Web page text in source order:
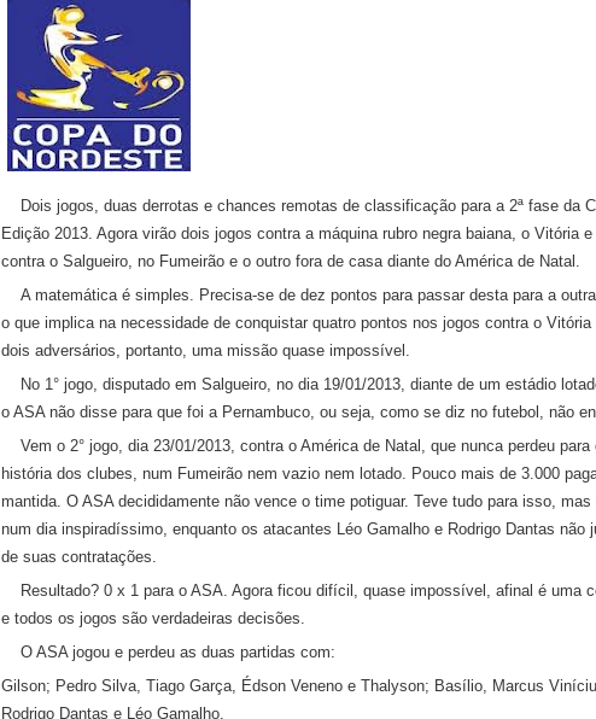
Dois jogos, duas derrotas e chances remotas de classificação para a 2ª fase da
Edição 2013. Agora virão dois jogos contra a máquina rubro negra baiana, o Vitória
contra o Salgueiro, no Fumeirão e o outro fora de casa diante do América de Natal.
A matemática é simples. Precisa-se de dez pontos para passar desta para a
o que implica na necessidade de conquistar quatro pontos nos jogos contra o
dois adversários, portanto, uma missão quase impossível.
No 1° jogo, disputado em Salgueiro, no dia 19/01/2013, diante de um estádio
o ASA não disse para que foi a Pernambuco, ou seja, como se diz no futebol, não
Vem o 2° jogo, dia 23/01/2013, contra o América de Natal, que nunca perdeu para
história dos clubes, num Fumeirão nem vazio nem lotado. Pouco mais de 3.000
mantida. O ASA decididamente não vence o time potiguar. Teve tudo para isso,
num dia inspiradíssimo, enquanto os atacantes Léo Gamalho e Rodrigo Dantas não
de suas contratações.
Resultado? 0 x 1 para o ASA. Agora ficou difícil, quase impossível, afinal é uma
e todos os jogos são verdadeiras decisões.
O ASA jogou e perdeu as duas partidas com:
Gilson; Pedro Silva, Tiago Garça, Édson Veneno e Thalyson; Basílio, Marcus
Rodrigo Dantas e Léo Gamalho.